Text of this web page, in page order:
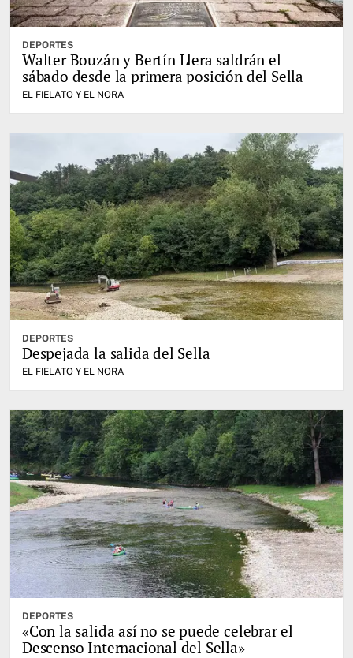
DEPORTES
Walter Bouzán y Bertín Llera saldrán el
sábado desde la primera posición del Sella
EL FIELATO Y EL NORA
DEPORTES
Despejada la salida del Sella
EL FIELATO Y EL NORA
DEPORTES
«Con la salida así no se puede celebrar el
Descenso Internacional del Sella»